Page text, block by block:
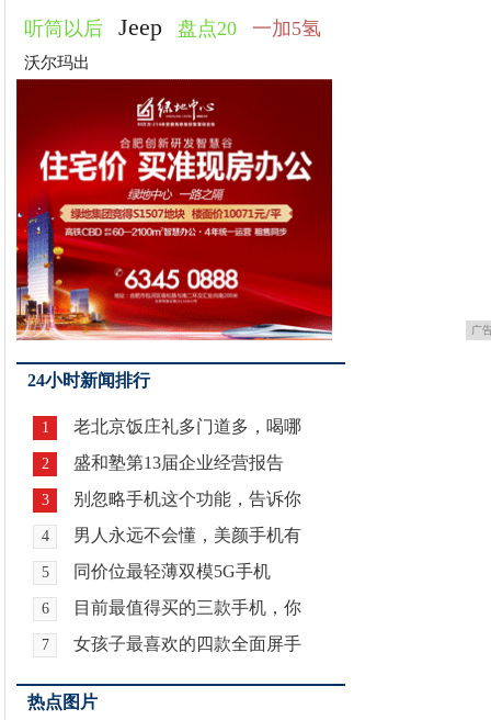
听筒以后 Jeep 盘点20 一加5氢
沃尔玛出
广
24小时新闻排行
1 老北京饭庄礼多门道多，喝哪
2 盛和塾第13届企业经营报告
3 别忽略手机这个功能，告诉你
4 男人永远不会懂，美颜手机有
5 同价位最轻薄双模5G手机
6 目前最值得买的三款手机，你
7 女孩子最喜欢的四款全面屏手
热点图片